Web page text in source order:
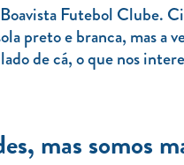
Futebol Clube.
preto e branca, mas a
de cá, o que nos
mas somos